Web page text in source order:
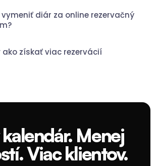
vymeniť diár za online rezervačný
ako získať viac rezervácií
Menej
Viac klientov.